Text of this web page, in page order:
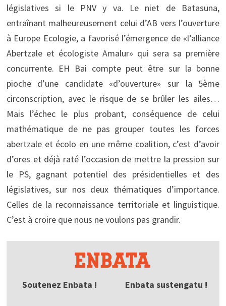
législatives si le PNV y va. Le niet de Batasuna,
entraînant malheureusement celui d’AB vers l’ouverture
à Europe Ecologie, a favorisé l’émergence de «l’alliance
Abertzale et écologiste Amalur» qui sera sa première
concurrente. EH Bai compte peut être sur la bonne
pioche d’une candidate «d’ouverture» sur la 5ème
circonscription, avec le risque de se brûler les ailes…
Mais l’échec le plus probant, conséquence de celui
mathématique de ne pas grouper toutes les forces
abertzale et écolo en une même coalition, c’est d’avoir
d’ores et déjà raté l’occasion de mettre la pression sur
le PS, gagnant potentiel des présidentielles et des
législatives, sur nos deux thématiques d’importance.
Celles de la reconnaissance territoriale et linguistique.
C’est à croire que nous ne voulons pas grandir.
Soutenez Enbata ! Enbata sustengatu !